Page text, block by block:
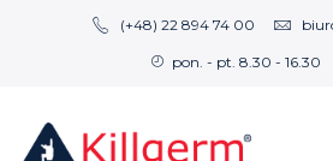
(+48) 22 894 74 00
pon. - pt. 8.30 - 16.30